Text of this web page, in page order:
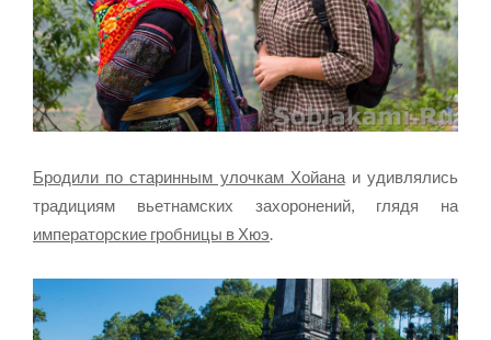
Бродили по старинным улочкам Хойанаи удивлялись
традициям вьетнамских захоронений, глядя на
императорские гробницы в Хюэ.